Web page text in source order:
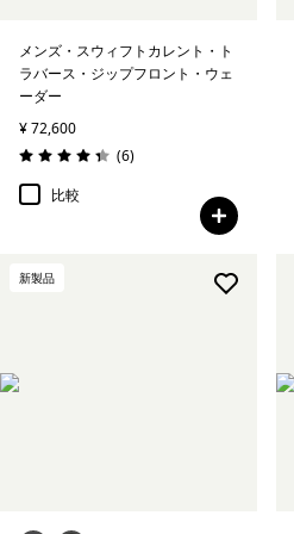
メンズ・スウィフトカレント・ト
ラバース・ジップフロント・ウェ
ーダー
¥ 72,600
評価: 4.3 / 5
(6レビュー
)
比較
新製品